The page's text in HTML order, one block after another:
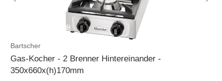
Bartscher
Gas-Kocher - 2 Brenner Hintereinander -
350x660x(h)170mm